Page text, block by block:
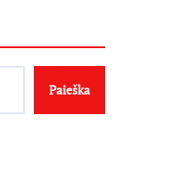
Paieška